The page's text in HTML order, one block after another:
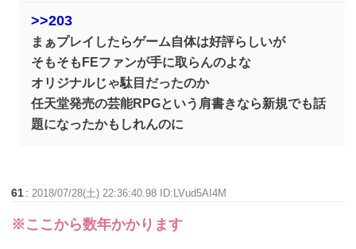
>>203
まぁプレイしたらゲーム自体は好評らしいが
そもそもFEファンが手に取らんのよな
オリジナルじゃ駄目だったのか
任天堂発売の芸能RPGという肩書きなら新規でも話
題になったかもしれんのに
61 : 2018/07/28(土) 22:36:40.98 ID:LVud5AI4M
※ここから数年かかります